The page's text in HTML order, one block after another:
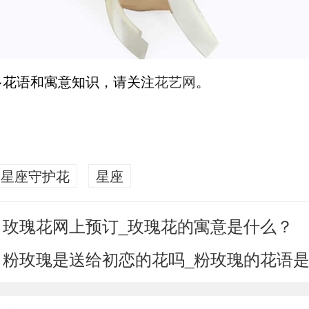
语和寓意知识，请关注花艺网。
星座守护花 星座
玫瑰花网上预订_玫瑰花的寓意是什么？
粉玫瑰是送给初恋的花吗_粉玫瑰的花语